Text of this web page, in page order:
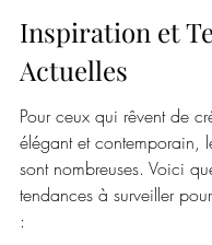
Inspiration et
Actuelles
Pour ceux qui rêvent de
élégant et contemporain,
sont nombreuses. Voici
tendances à surveiller
: